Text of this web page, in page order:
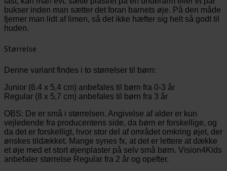
bukser inden man sætter det foran barnets øje. På den måde
fjerner man lidt af limen, så det ikke hæfter sig helt så godt til
huden.
Størrelse
Denne variant findes i to størrelser til børn:
Junior (6.4 x 5,4 cm) anbefales til børn fra 0-3 år
Regular (8 x 5,7 cm) anbefales til børn fra 3 år
OBS: De er små i størrelsen. Angivelse af alder er kun
vejledende fra producentens side, da børn er forskellige, og
da det er forskelligt, hvor stor del af området omkring øjet, der
ønskes tildækket. Mange synes fx, at det er lettere at dække
et øje med et stort øjenplaster på selv små børn. Vision4Kids
anbefaler størrelse Regular fra 2 år og opefter.